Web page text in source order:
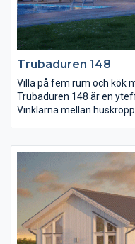
Trubaduren 148
Villa på fem rum och kök
Trubaduren 148 är en
Vinklarna mellan
möts du av ett stort
Dessa binds ihop med
bedroom har eget
skapar en känsla av lyx.
en praktisk närhet till eget